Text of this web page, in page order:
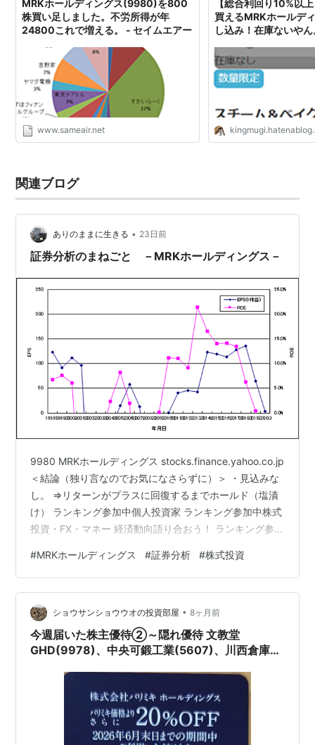
MRKホールディングス(9980)を800
株買い足しました。不労所得が年
24800これで増える。 - セイムエアー
www.sameair.net
【総合利回り10%以
買えるMRKホールデ
し込み！在庫ないや
関連ブログ
ありのままに生きる • 23日前
証券分析のまねごと －MRKホールディングス－
9980 MRKホールディングス stocks.finance.yahoo.co.jp
＜結論（独り言なのでお気になさらずに）＞ ・見込みな
し。 ⇒リターンがプラスに回復するまでホールド（塩漬
け） ランキング参加中個人投資家 ランキング参加中株式
投資・FX・マネー 経済動向語り合おう！ ランキング参加
雑記10・20・30・40・50・60代
#MRKホールディングス #証券分析 #株式投資
ショウサンショウウオの投資部屋 • 8ヶ月前
今週届いた株主優待②～隠れ優待 文教堂
GHD(9978)、中央可鍛工業(5607)、川西倉庫